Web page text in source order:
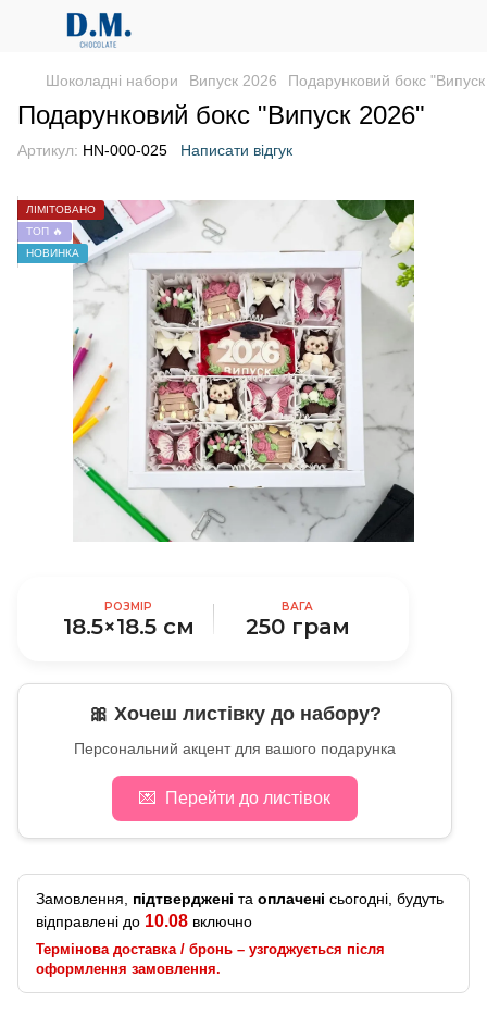
Шоколадні набори Випуск 2026 Подарунковий бокс
Подарунковий бокс "Випуск 2026"
Артикул: HN-000-025 Написати відгук
ЛІМІТОВАНО
ТОП 🔥
НОВИНКА
РОЗМІР
18.5×18.5 см
ВАГА
250 грам
🎀 Хочеш листівку до набору?
Персональний акцент для вашого подарунка
💌 Перейти до листівок
Замовлення, підтверджені та оплачені сьогодні, будуть
відправлені до 10.08 включно
Термінова доставка / бронь – узгоджується після
оформлення замовлення.